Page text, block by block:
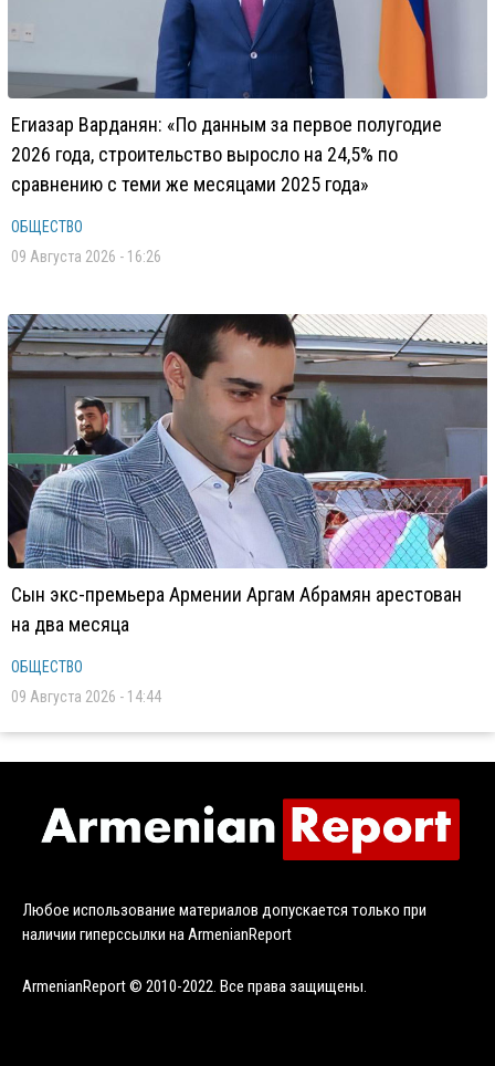
Егиазар Варданян: «По данным за первое полугодие
2026 года, строительство выросло на 24,5% по
сравнению с теми же месяцами 2025 года»
ОБЩЕСТВО
09 Августа 2026 - 16:26
Сын экс-премьера Армении Аргам Абрамян арестован
на два месяца
ОБЩЕСТВО
09 Августа 2026 - 14:44
Любое использование материалов допускается только при
наличии гиперссылки на ArmenianReport
ArmenianReport © 2010-2022. Все права защищены.